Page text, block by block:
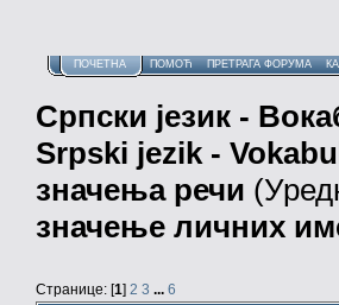
ПОЧЕТНА ПОМОЋ ПРЕТРАГА ФОРУМА
Српски језик -
Srpski jezik -
значења речи
значење личних
Странице: [1] 2 3 ... 6